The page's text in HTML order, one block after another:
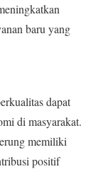
baru yang
dapat
di masyarakat.
memiliki
positif